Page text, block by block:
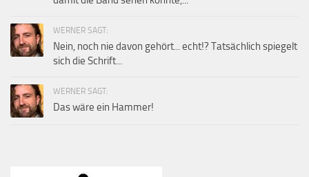
WERNER SAGT:
Nein, noch nie davon gehört... echt!? Tatsächlich spiegelt
sich die Schrift...
WERNER SAGT:
Das wäre ein Hammer!